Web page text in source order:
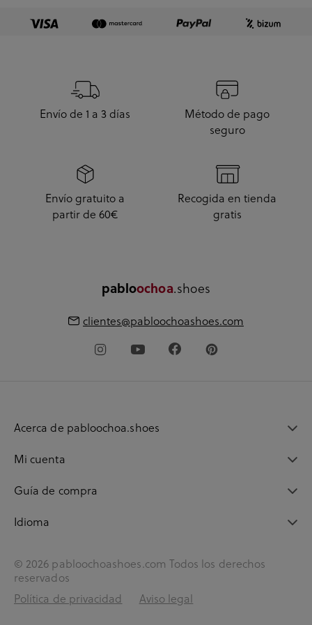
Envío de 1 a 3 días
Método de pago
seguro
Envío gratuito a
partir de 60€
Recogida en tienda
gratis
pabloochoa.shoes
clientes@pabloochoashoes.com
Acerca de pabloochoa.shoes
Mi cuenta
Guía de compra
Idioma
© 2026 pabloochoashoes.com Todos los derechos
reservados
Política de privacidad
Aviso legal